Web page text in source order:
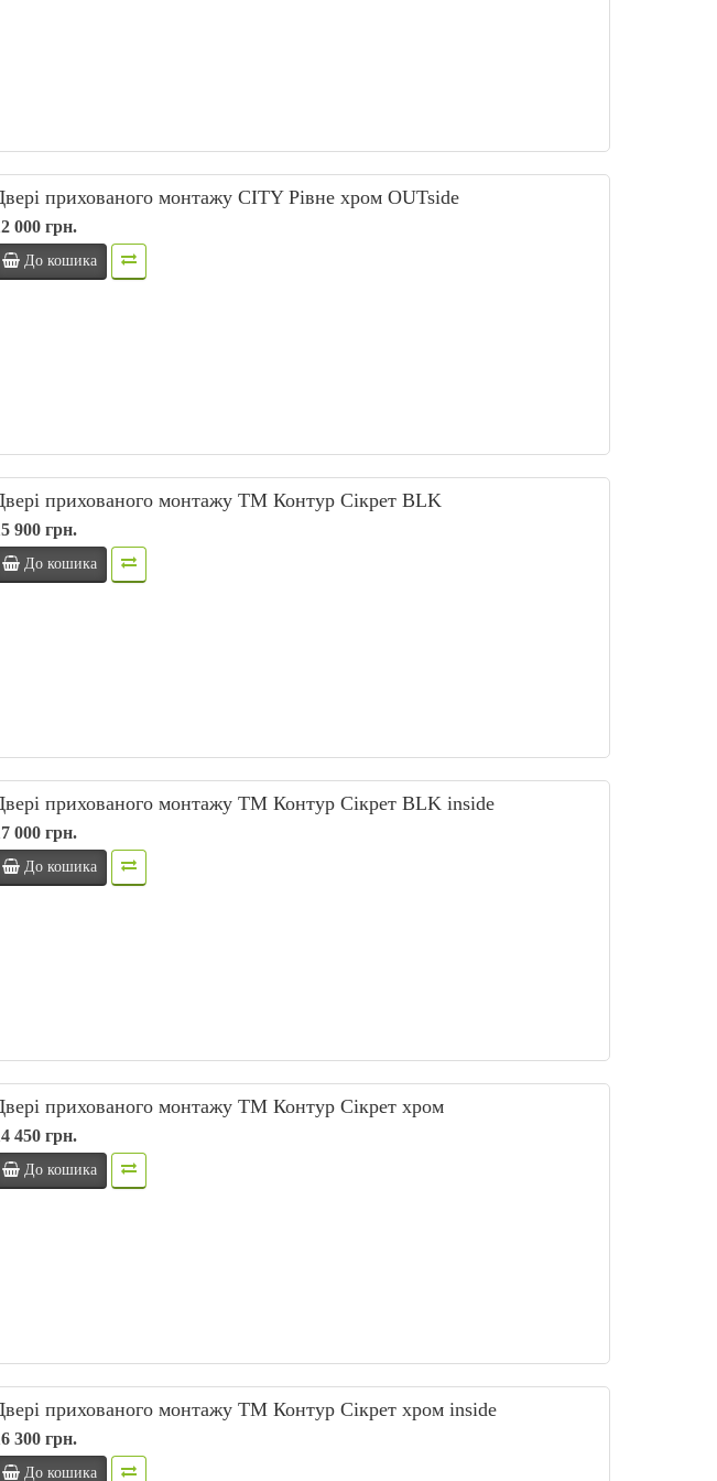
прихованого монтажу CITY Рівне хром OUTside
000 грн.
До кошика
прихованого монтажу ТМ Контур Сікрет BLK
900 грн.
До кошика
прихованого монтажу ТМ Контур Сікрет BLK inside
000 грн.
До кошика
прихованого монтажу ТМ Контур Сікрет хром
450 грн.
До кошика
прихованого монтажу ТМ Контур Сікрет хром inside
300 грн.
До кошика